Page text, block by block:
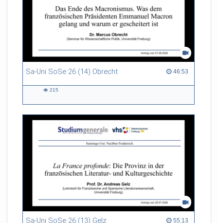
Sa-Uni SoSe 26 (14) Obrecht 46:53
46:53 duration
215
Sa-Uni SoSe 26 (13) Gelz 55:13
55:13 duration